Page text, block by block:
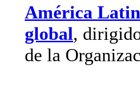
América
global,
de la